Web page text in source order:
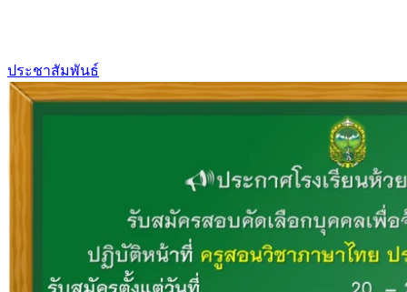
ประชาสัมพันธ์